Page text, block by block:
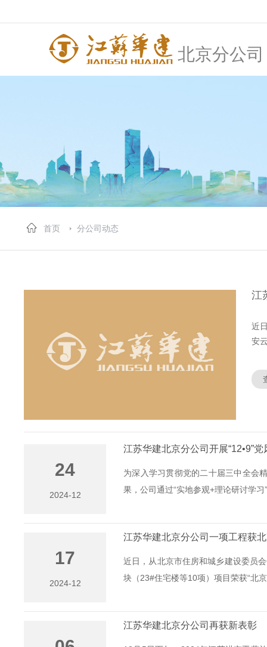
北京分公司
首页 分公司动态
江
近
安
24
2024-12
江苏华建北京分公司开展“12•9”
为深入学习贯彻党的二十届三中全会
果，公司通过“实地参观+理论研讨学习
17
2024-12
江苏华建北京分公司一项工程获
近日，从北京市住房和城乡建设委员
块（23#住宅楼等10项）项目荣获“北
江苏华建北京分公司再获新表彰